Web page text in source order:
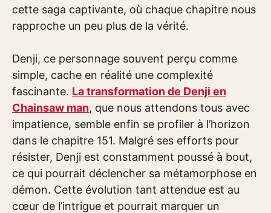
cette saga captivante, où chaque chapitre nous
rapproche un peu plus de la vérité.
Denji, ce personnage souvent perçu comme
simple, cache en réalité une complexité
fascinante. La transformation de Denji en
Chainsaw man, que nous attendons tous avec
impatience, semble enfin se profiler à l’horizon
dans le chapitre 151. Malgré ses efforts pour
résister, Denji est constamment poussé à bout,
ce qui pourrait déclencher sa métamorphose en
démon. Cette évolution tant attendue est au
cœur de l’intrigue et pourrait marquer un